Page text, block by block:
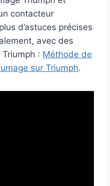
contacteur
d’astuces précises
avec des
: Méthode de
sur Triumph.